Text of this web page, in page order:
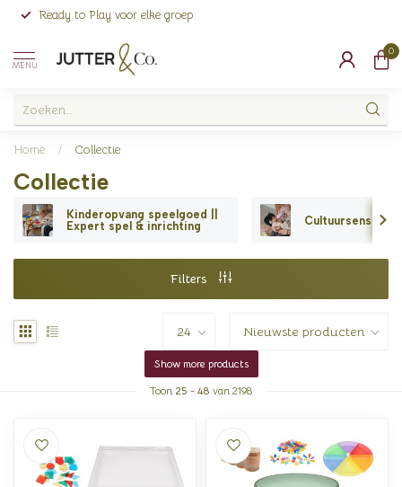
Ready to Play voor elke groep
MENU
0
Home / Collectie
Collectie
Kinderopvang speelgoed ||
Expert spel & inrichting
Cultuursensitief
Filters
Show more products
Toon 25 - 48 van 2198